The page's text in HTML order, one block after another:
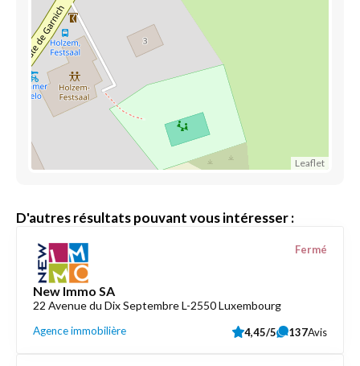
Leaflet
D'autres résultats pouvant vous intéresser :
New Immo SA
22 Avenue du Dix Septembre L-2550 Luxembourg
Agence immobilière
Fermé
4,45/5 137Avis